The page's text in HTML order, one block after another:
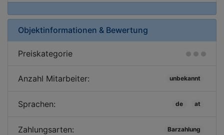
Objektinformationen & Bewertung
Preiskategorie
Anzahl Mitarbeiter: unbekannt
Sprachen: de at
Zahlungsarten: Barzahlung